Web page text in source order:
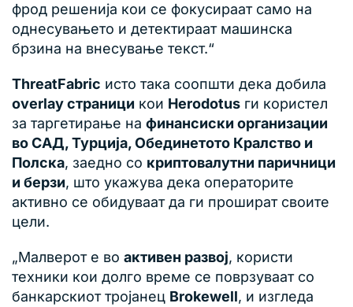
фрод решенија кои се фокусираат само на
однесувањето и детектираат машинска
брзина на внесување текст.“
ThreatFabric исто така соопшти дека добила
overlay страници кои Herodotus ги користел
за таргетирање на финансиски организации
во САД, Турција, Обединетото Кралство и
Полска, заедно со криптовалутни паричници
и берзи, што укажува дека операторите
активно се обидуваат да ги прошират своите
цели.
„Малверот е во активен развој, користи
техники кои долго време се поврзуваат со
банкарскиот тројанец Brokewell, и изгледа